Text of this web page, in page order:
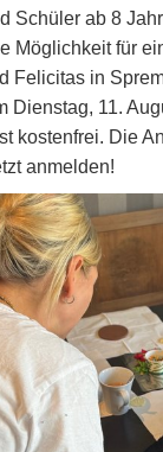
Schüler ab 8
Möglichkeit für
Felicitas in
Dienstag, 11.
kostenfrei. Die
anmelden!